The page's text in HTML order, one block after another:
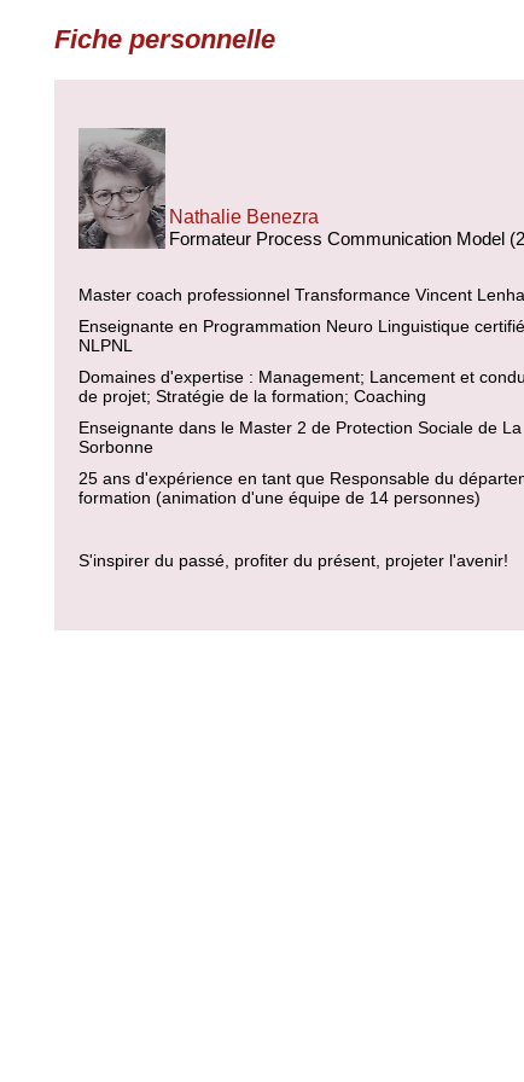
Fiche personnelle
Nathalie Benezra
Formateur Process Communication Model
Master coach professionnel Transformance Vincent
Enseignante en Programmation Neuro Linguistique
NLPNL
Domaines d'expertise : Management; Lancement et
de projet; Stratégie de la formation; Coaching
Enseignante dans le Master 2 de Protection Sociale de La
Sorbonne
25 ans d'expérience en tant que Responsable du
formation (animation d'une équipe de 14 personnes)
S'inspirer du passé, profiter du présent, projeter l'avenir!